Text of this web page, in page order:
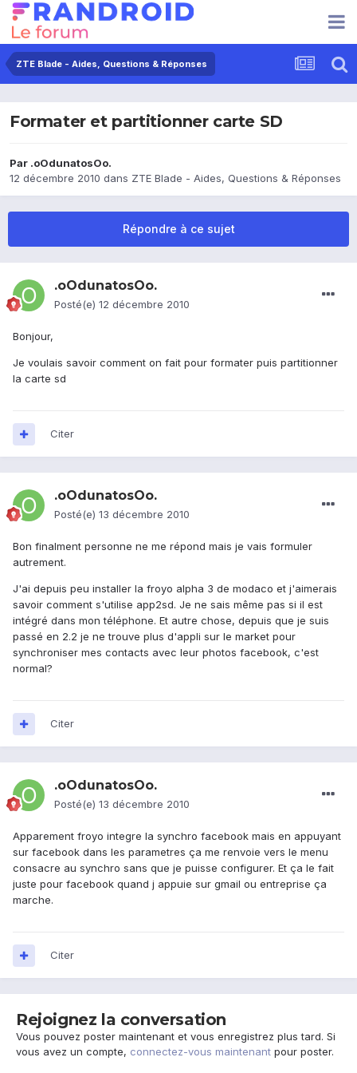
ZTE Blade - Aides, Questions & Réponses
Formater et partitionner carte SD
Par .oOdunatosOo.
12 décembre 2010 dans ZTE Blade - Aides, Questions & Réponses
Répondre à ce sujet
.oOdunatosOo.
Posté(e) 12 décembre 2010
Bonjour,
Je voulais savoir comment on fait pour formater puis partitionner
la carte sd
Citer
.oOdunatosOo.
Posté(e) 13 décembre 2010
Bon finalment personne ne me répond mais je vais formuler
autrement.
J'ai depuis peu installer la froyo alpha 3 de modaco et j'aimerais
savoir comment s'utilise app2sd. Je ne sais même pas si il est
intégré dans mon téléphone. Et autre chose, depuis que je suis
passé en 2.2 je ne trouve plus d'appli sur le market pour
synchroniser mes contacts avec leur photos facebook, c'est
normal?
Citer
.oOdunatosOo.
Posté(e) 13 décembre 2010
Apparement froyo integre la synchro facebook mais en appuyant
sur facebook dans les parametres ça me renvoie vers le menu
consacre au synchro sans que je puisse configurer. Et ça le fait
juste pour facebook quand j appuie sur gmail ou entreprise ça
marche.
Citer
Rejoignez la conversation
Vous pouvez poster maintenant et vous enregistrez plus tard. Si
vous avez un compte, connectez-vous maintenant pour poster.